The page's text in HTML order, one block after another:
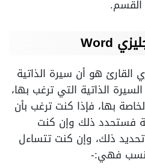
القسم.
Word
القارئ هو أن سيرة الذاتية
الذاتية التي ترغب بها،
بها، فإذا كنت ترغب بأن
فستحدد ذلك وإن كنت
تحديد ذلك، وإن كنت تتساءل
فهي:-